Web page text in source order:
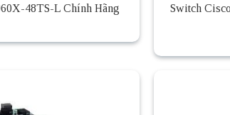
48TS-L Chính Hãng
Switch